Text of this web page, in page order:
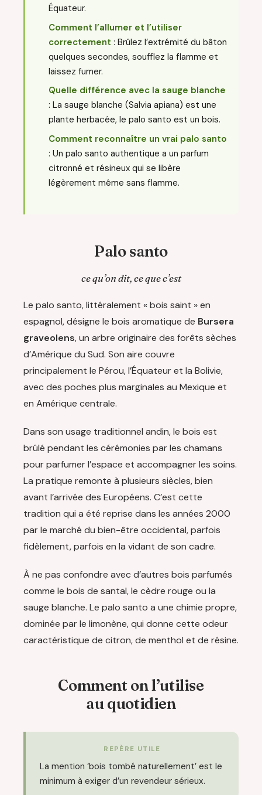
Équateur.
Comment l’allumer et l’utiliser
correctement : Brûlez l’extrémité du bâton
quelques secondes, soufflez la flamme et
laissez fumer.
Quelle différence avec la sauge blanche
: La sauge blanche (Salvia apiana) est une
plante herbacée, le palo santo est un bois.
Comment reconnaître un vrai palo santo
: Un palo santo authentique a un parfum
citronné et résineux qui se libère
légèrement même sans flamme.
Palo santo
ce qu’on dit, ce que c’est
Le palo santo, littéralement « bois saint » en
espagnol, désigne le bois aromatique de Bursera
graveolens, un arbre originaire des forêts sèches
d’Amérique du Sud. Son aire couvre
principalement le Pérou, l’Équateur et la Bolivie,
avec des poches plus marginales au Mexique et
en Amérique centrale.
Dans son usage traditionnel andin, le bois est
brûlé pendant les cérémonies par les chamans
pour parfumer l’espace et accompagner les soins.
La pratique remonte à plusieurs siècles, bien
avant l’arrivée des Européens. C’est cette
tradition qui a été reprise dans les années 2000
par le marché du bien-être occidental, parfois
fidèlement, parfois en la vidant de son cadre.
À ne pas confondre avec d’autres bois parfumés
comme le bois de santal, le cèdre rouge ou la
sauge blanche. Le palo santo a une chimie propre,
dominée par le limonène, qui donne cette odeur
caractéristique de citron, de menthol et de résine.
Comment on l’utilise
au quotidien
REPÈRE UTILE
La mention ‘bois tombé naturellement’ est le
minimum à exiger d’un revendeur sérieux.